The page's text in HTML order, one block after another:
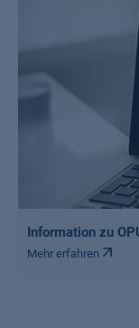
Information zu
Mehr erfahren